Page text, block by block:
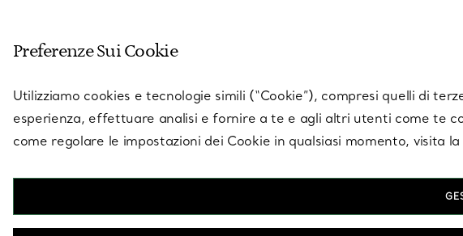
Preferenze Sui Cookie
Utilizziamo cookies e tecnologie simili (“Cookie”), compresi quelli di
esperienza, effettuare analisi e fornire a te e agli altri utenti come te
come regolare le impostazioni dei Cookie in qualsiasi momento, visita